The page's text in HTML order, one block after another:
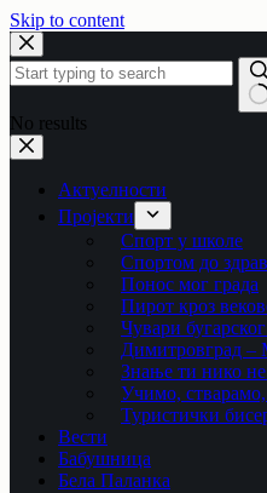
Skip to content
No results
Актуелности
Пројекти
Спорт у школе
Спортом до
Понос мог града
Пирот кроз
Чувари
Димитровград –
Знање ти нико
Учимо, стварамо,
Туристички
Вести
Бабушница
Бела Паланка